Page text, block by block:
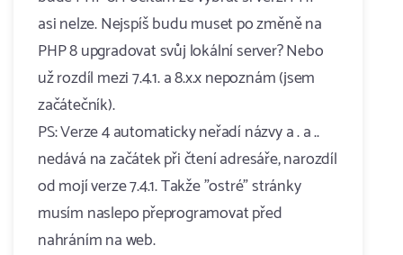
asi nelze. Nejspíš budu muset po změně na
PHP 8 upgradovat svůj lokální server? Nebo
už rozdíl mezi 7.4.1. a 8.x.x nepoznám (jsem
začátečník).
PS: Verze 4 automaticky neřadí názvy a . a ..
nedává na začátek při čtení adresáře, narozdíl
od mojí verze 7.4.1. Takže "ostré" stránky
musím naslepo přeprogramovat před
nahráním na web.